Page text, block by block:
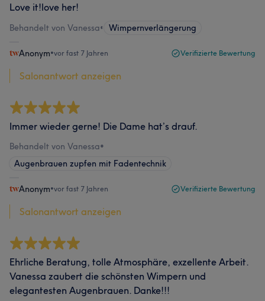
Love it!love her!
Behandelt von Vanessa• Wimpernverlängerung
Anonym•vor fast 7 Jahren Verifizierte Bewertung
Salonantwort anzeigen
Immer wieder gerne! Die Dame hat’s drauf.
Behandelt von Vanessa•
Augenbrauen zupfen mit Fadentechnik
Anonym•vor fast 7 Jahren Verifizierte Bewertung
Salonantwort anzeigen
Ehrliche Beratung, tolle Atmosphäre, exzellente Arbeit.
Vanessa zaubert die schönsten Wimpern und
elegantesten Augenbrauen. Danke!!!